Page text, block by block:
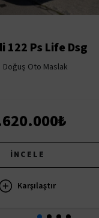
122 Ps Life Dsg
Doğuş Oto Maslak
İNCELE
Karşılaştır